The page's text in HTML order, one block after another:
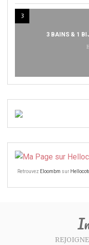
3
3 BAINS & 1
Retrouvez Eloombm sur